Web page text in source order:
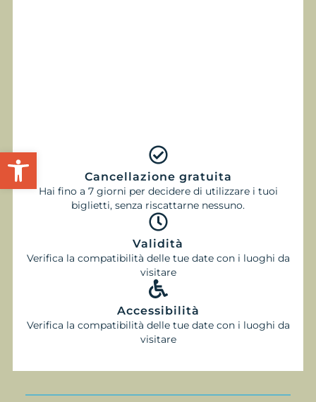
Apri la barra degli strumenti
Cancellazione gratuita
Hai fino a 7 giorni per decidere di utilizzare i tuoi
biglietti, senza riscattarne nessuno.
Validità
Verifica la compatibilità delle tue date con i luoghi da
visitare
Accessibilità
Verifica la compatibilità delle tue date con i luoghi da
visitare